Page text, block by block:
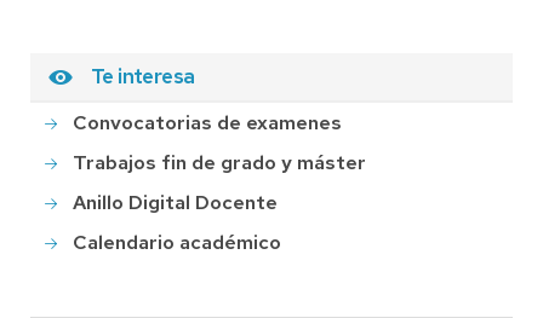
Te interesa
Convocatorias de examenes
Trabajos fin de grado y máster
Anillo Digital Docente
Calendario académico